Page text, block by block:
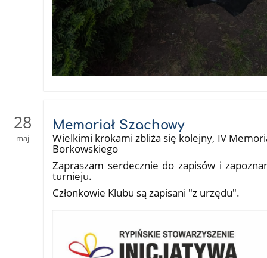
28
maj
Memoriał Szachowy
Wielkimi krokami zbliża się kolejny, IV
Borkowskiego
Zapraszam serdecznie do zapisów i
turnieju.
Członkowie Klubu są zapisani "z urzędu".